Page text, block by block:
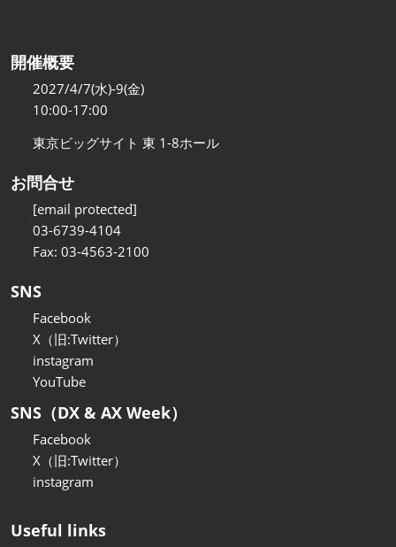
開催概要
2027/4/7(水)-9(金)
10:00-17:00
東京ビッグサイト 東 1-8ホール
お問合せ
[email protected]
03-6739-4104
Fax: 03-4563-2100
SNS
Facebook
X（旧:Twitter）
instagram
YouTube
SNS（DX & AX Week）
Facebook
X（旧:Twitter）
instagram
Useful links